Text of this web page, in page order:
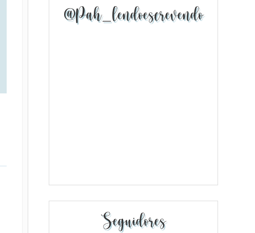
@pah_lendoescrevendo
Seguidores